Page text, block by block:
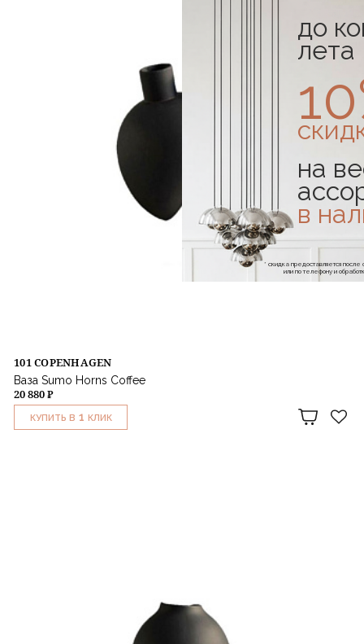
101 COPENHAGEN
Ваза Sumo Horns Coffee
20 880 ₽
КУПИТЬ В 1 КЛИК
до
лета
на
в
* скидка предоставляется
или по телефону и